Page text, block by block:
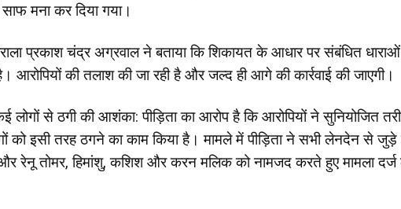
मना कर दिया गया।
प्रकाश चंद्र अग्रवाल ने बताया कि शिकायत के आधार पर संबंधित
आरोपियों की तलाश की जा रही है और जल्द ही आगे की कार्रवाई की जाएगी।
लोगों से ठगी की आशंका: पीड़िता का आरोप है कि आरोपियों ने सुनियोजित
को इसी तरह ठगने का काम किया है। मामले में पीड़िता ने सभी लेनदेन से जुड़े
रेनू तोमर, हिमांशु, कशिश और करन मलिक को नामजद करते हुए मामला दर्ज